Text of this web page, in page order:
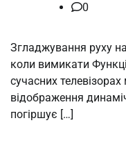
0
Згладжування руху
коли вимикати
сучасних
відображення
погіршує […]